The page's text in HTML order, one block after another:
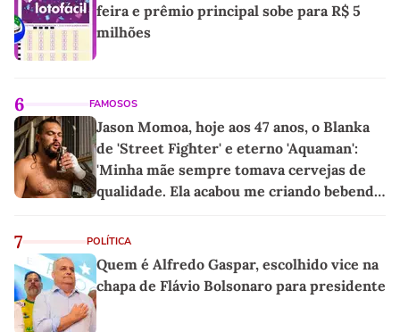
feira e prêmio principal sobe para R$ 5
milhões
6 FAMOSOS
Jason Momoa, hoje aos 47 anos, o Blanka
de 'Street Fighter' e eterno 'Aquaman':
'Minha mãe sempre tomava cervejas de
qualidade. Ela acabou me criando bebendo
7 POLÍTICA
Quem é Alfredo Gaspar, escolhido vice na
chapa de Flávio Bolsonaro para presidente